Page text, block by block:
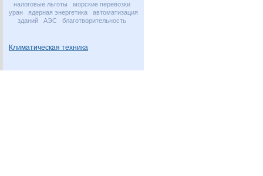
налоговые льготы
морские перевозки
уран
ядерная энергетика
автоматизация
зданий
АЭС благотворительность
Климатическая техника